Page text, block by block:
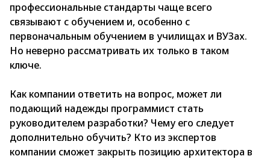
профессиональные стандарты чаще всего
связывают с обучением и, особенно с
первоначальным обучением в училищах и ВУЗах.
Но неверно рассматривать их только в таком
ключе.
Как компании ответить на вопрос, может ли
подающий надежды программист стать
руководителем разработки? Чему его следует
дополнительно обучить? Кто из экспертов
компании сможет закрыть позицию архитектора в